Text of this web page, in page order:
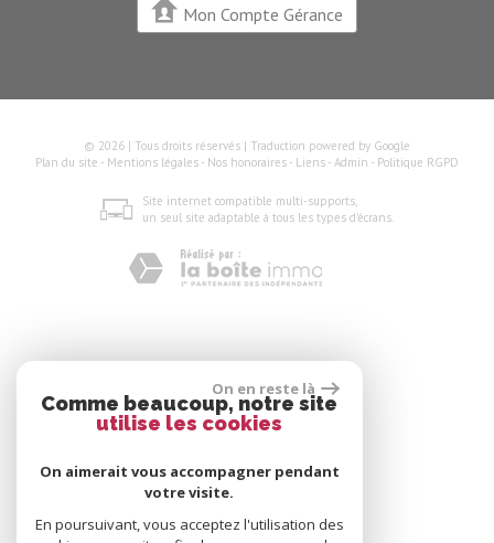
Mon Compte Gérance
© 2026 | Tous droits réservés | Traduction powered by Google
Plan du site - Mentions légales - Nos honoraires - Liens - Admin - Politique RGPD
Site internet compatible multi-supports,
un seul site adaptable à tous les types d'écrans.
On en reste là
Comme beaucoup, notre site
utilise les cookies
On aimerait vous accompagner pendant
votre visite.
En poursuivant, vous acceptez l'utilisation des